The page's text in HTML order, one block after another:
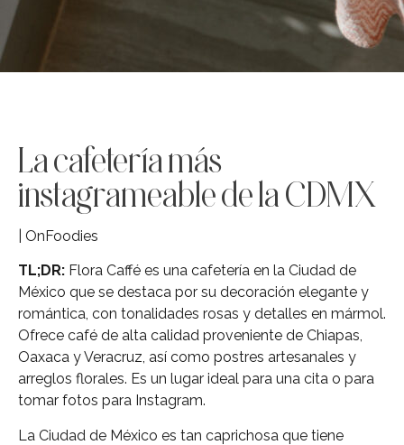
La cafetería más
instagrameable de la CDMX
| OnFoodies
TL;DR: Flora Caffé es una cafetería en la Ciudad de
México que se destaca por su decoración elegante y
romántica, con tonalidades rosas y detalles en mármol.
Ofrece café de alta calidad proveniente de Chiapas,
Oaxaca y Veracruz, así como postres artesanales y
arreglos florales. Es un lugar ideal para una cita o para
tomar fotos para Instagram.
La Ciudad de México es tan caprichosa que tiene